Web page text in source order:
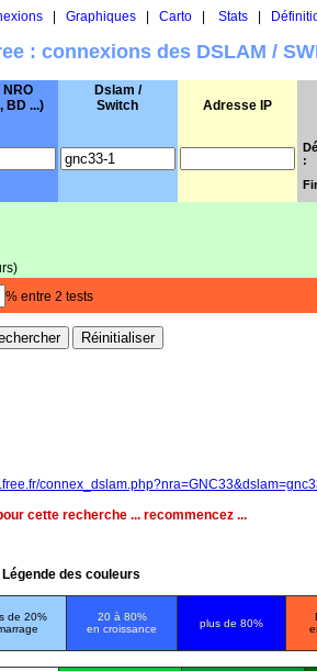
| Graphiques| Carto| Stats|
: connexions des DSLAM /
NRO
BD ...)
Dslam /
Switch
Adresse IP
:
% entre 2 tests
cette recherche ... recommencez ...
Légende des couleurs
de 20%
20 à 80%
en croissance
plus de 80%